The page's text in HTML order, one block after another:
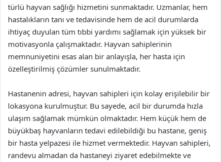
türlü hayvan sağlığı hizmetini sunmaktadır. Uzmanlar, hem
hastalıkların tanı ve tedavisinde hem de acil durumlarda
ihtiyaç duyulan tüm tıbbi yardımı sağlamak için yüksek bir
motivasyonla çalışmaktadır. Hayvan sahiplerinin
memnuniyetini esas alan bir anlayışla, her hasta için
özelleştirilmiş çözümler sunulmaktadır.
Hastanenin adresi, hayvan sahipleri için kolay erişilebilir bir
lokasyona kurulmuştur. Bu sayede, acil bir durumda hızla
ulaşım sağlamak mümkün olmaktadır. Hem küçük hem de
büyükbaş hayvanların tedavi edilebildiği bu hastane, geniş
bir hasta yelpazesi ile hizmet vermektedir. Hayvan sahipleri,
randevu almadan da hastaneyi ziyaret edebilmekte ve